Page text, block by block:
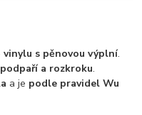
vinylu s pěnovou výplní.
a rozkroku.
a je podle pravidel Wu